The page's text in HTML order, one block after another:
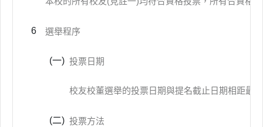
6 選舉程序
(一) 投票日期
校友校董選舉的投票日期與提名截止日期相距最
(二) 投票方法